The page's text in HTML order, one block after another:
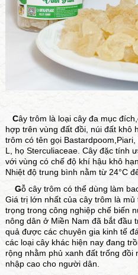
Cây trôm là loại cây đa mục
hợp trên vùng đất đồi, núi đất khô
trôm có tên gọi
L, họ Sterculiaceae. Cây đặc tính
với vùng có chế độ khí hậu khô
Nhiệt độ trung bình nằm từ 24°C
Gỗ cây trôm có thể dùng làm
Giá trị lớn nhất của cây trôm là
trọng trong công nghiệp chế biến
nông dân ở Miền Nam đã bắt đầu
quả được các chuyên gia kinh tế
các loại cây khác hiện nay đang
rộng nhằm phủ xanh đất trống đồi
nhập cao cho người dân.